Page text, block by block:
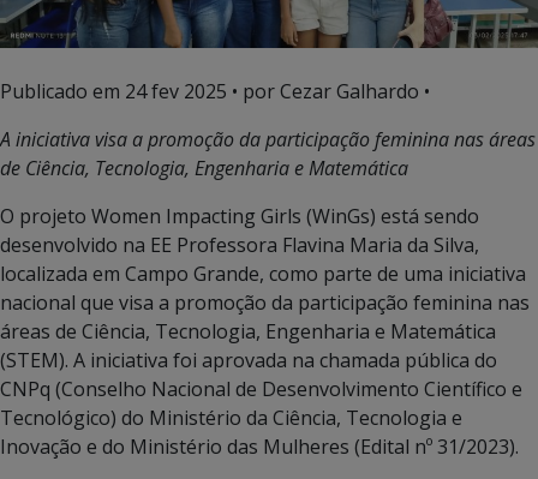
Publicado em 24 fev 2025 • por Cezar Galhardo •
A iniciativa visa a promoção da participação feminina nas áreas
de Ciência, Tecnologia, Engenharia e Matemática
O projeto Women Impacting Girls (WinGs) está sendo
desenvolvido na EE Professora Flavina Maria da Silva,
localizada em Campo Grande, como parte de uma iniciativa
nacional que visa a promoção da participação feminina nas
áreas de Ciência, Tecnologia, Engenharia e Matemática
(STEM). A iniciativa foi aprovada na chamada pública do
CNPq (Conselho Nacional de Desenvolvimento Científico e
Tecnológico) do Ministério da Ciência, Tecnologia e
Inovação e do Ministério das Mulheres (Edital nº 31/2023).